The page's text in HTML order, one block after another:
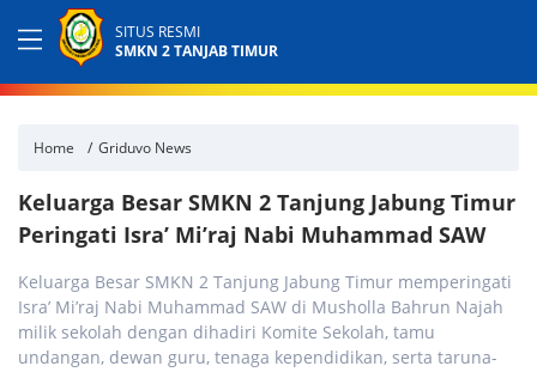
SITUS RESMI
SMKN 2 TANJAB TIMUR
Home Griduvo News
Keluarga Besar SMKN 2 Tanjung Jabung Timur
Peringati Isra’ Mi’raj Nabi Muhammad SAW
Keluarga Besar SMKN 2 Tanjung Jabung Timur memperingati
Isra’ Mi’raj Nabi Muhammad SAW di Musholla Bahrun Najah
milik sekolah dengan dihadiri Komite Sekolah, tamu
undangan, dewan guru, tenaga kependidikan, serta taruna-